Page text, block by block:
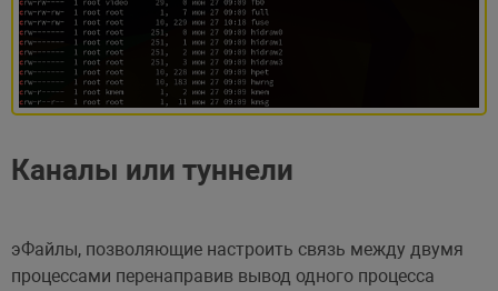
Каналы или туннели
эФайлы, позволяющие настроить связь между двумя
процессами перенаправив вывод одного процесса